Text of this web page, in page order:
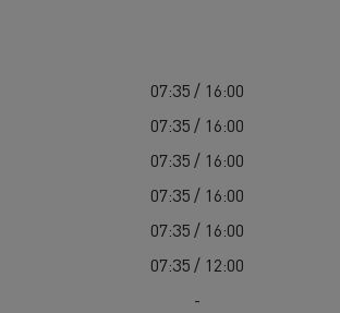
07:35 / 16:00
07:35 / 16:00
07:35 / 16:00
07:35 / 16:00
07:35 / 16:00
07:35 / 12:00
-